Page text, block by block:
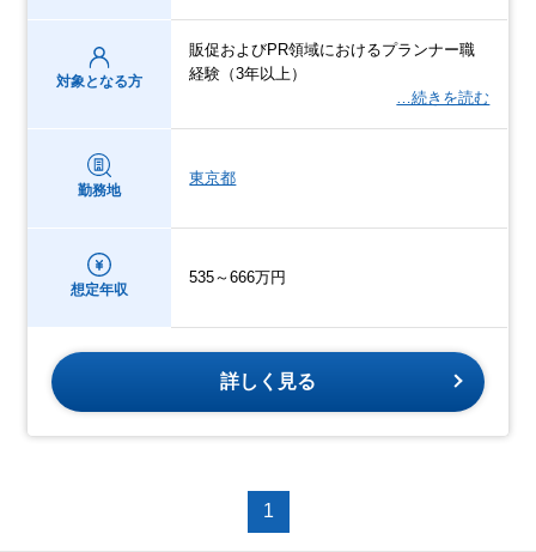
対象となる方
販促およびPR領域におけるプランナー職
経験（3年以上）
…続きを読む
勤務地
東京都
想定年収
535～666万円
詳しく見る
1